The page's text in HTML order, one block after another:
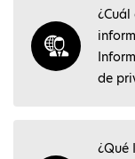
de
¿Qué